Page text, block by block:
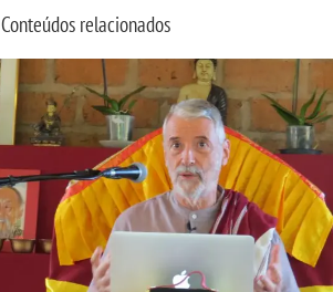
Conteúdos relacionados